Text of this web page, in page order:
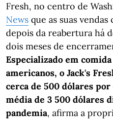
Fresh, no centro de
News que as suas vendas
depois da reabertura há
dois meses de
Especializado em
americanos, o Jack's
cerca de 500 dólares
média de 3 500 dólares
pandemia, afirma a